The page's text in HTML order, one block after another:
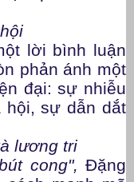
lời bình luận
phản ánh một
đại: sự nhiễu
hội, sự dẫn dắt
lương tri
cong", Đặng